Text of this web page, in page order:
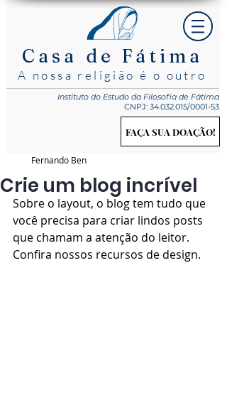
Casa de Fátima
A nossa religião é o outro
Instituto do Estudo da Filosofia de Fátima
CNPJ: 34.032.015/0001-53
FAÇA SUA DOAÇÃO!
Crie um blog incrível
Fernando Ben
Sobre o layout, o blog tem tudo que
você precisa para criar lindos posts
que chamam a atenção do leitor.
Confira nossos recursos de design.